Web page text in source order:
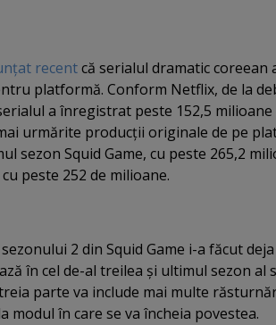
recentcă serialul dramatic
platformă. Conform Netflix, de la
a înregistrat peste 152,5
urmărite producţii originale de pe
sezon Squid Game, cu peste 265,2
peste 252 de milioane.
2 din Squid Game i-a făcut
în cel de-al treilea şi ultimul sezon
parte va include mai multe
modul în care se va încheia povestea.